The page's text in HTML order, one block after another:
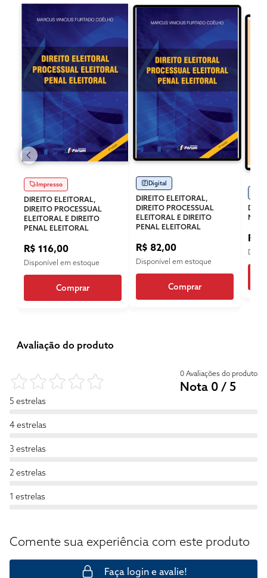
Impresso
DIREITO ELEITORAL,
DIREITO PROCESSUAL
ELEITORAL E DIREITO
PENAL ELEITORAL
R$ 116,00
Disponível em estoque
Comprar
Digital
DIREITO ELEITORAL,
DIREITO PROCESSUAL
ELEITORAL E DIREITO
PENAL ELEITORAL
R$ 82,00
Disponível em estoque
Comprar
R$
Avaliação do produto
0 Avaliações do produto
Nota 0 / 5
5 estrelas
4 estrelas
3 estrelas
2 estrelas
1 estrelas
Comente sua experiência com este produto
Faça login e avalie!